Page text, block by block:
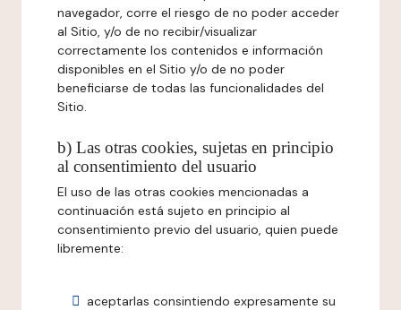
navegador, corre el riesgo de no poder acceder
al Sitio, y/o de no recibir/visualizar
correctamente los contenidos e información
disponibles en el Sitio y/o de no poder
beneficiarse de todas las funcionalidades del
Sitio.
b) Las otras cookies, sujetas en principio
al consentimiento del usuario
El uso de las otras cookies mencionadas a
continuación está sujeto en principio al
consentimiento previo del usuario, quien puede
libremente:
aceptarlas consintiendo expresamente su